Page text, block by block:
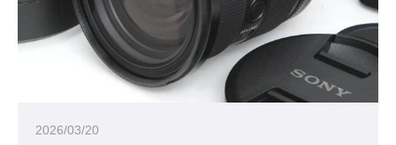
2026/03/20